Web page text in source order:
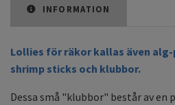
INFORMATION
Lollies för räkor kallas även
shrimp sticks och klubbor.
Dessa små "klubbor" består av en